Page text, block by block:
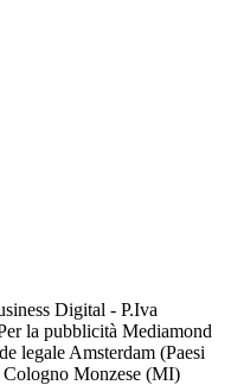
Digital - P.Iva
la pubblicità Mediamond
legale Amsterdam (Paesi
Monzese (MI)